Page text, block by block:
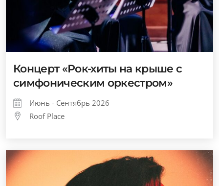
Концерт «Рок-хиты на крыше с
симфоническим оркестром»
Июнь - Сентябрь 2026
Roof Place